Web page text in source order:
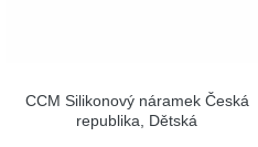
CCM Silikonový náramek Česká
republika, Dětská